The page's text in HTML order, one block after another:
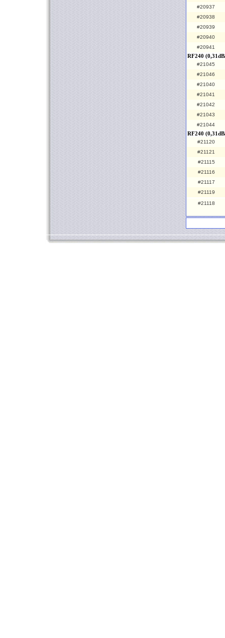
#20937
#20938
#20939
#20940
#20941
RF240
#21045
#21046
#21040
#21041
#21042
#21043
#21044
RF240
#21120
#21121
#21115
#21116
#21117
#21119
#21118